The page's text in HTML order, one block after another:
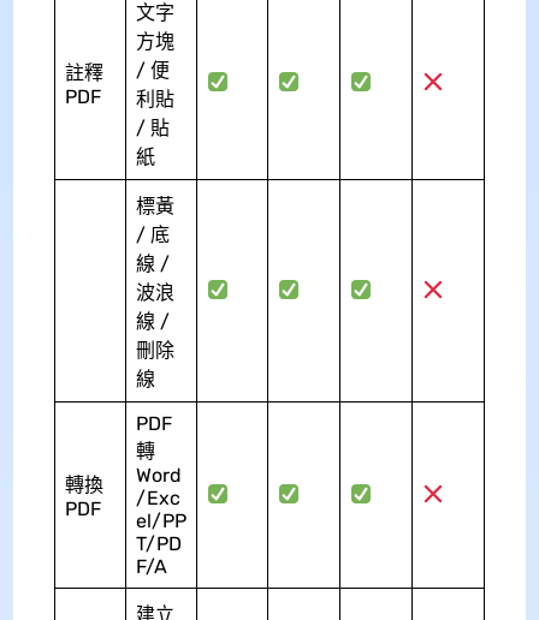
註釋
PDF
文字
方塊
/ 便
利貼
/ 貼
紙
標黃
/ 底
線 /
波浪
線 /
刪除
線
轉換
PDF
PDF
轉
Word
/Exc
el/PP
T/PD
F/A
建立